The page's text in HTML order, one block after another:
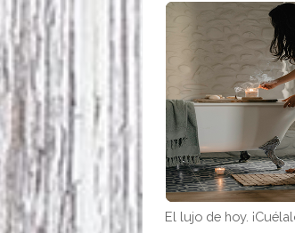
El lujo de hoy.